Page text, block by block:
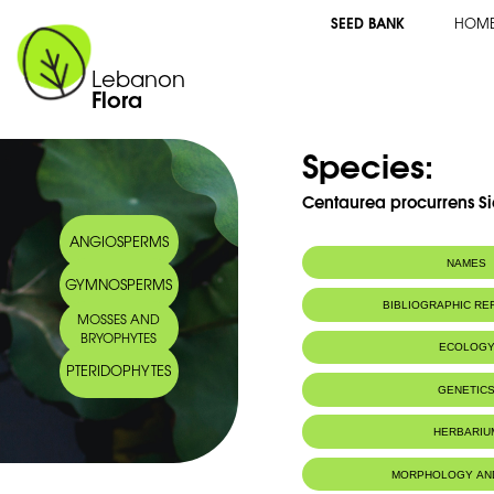
Lebanon
Flora
SEED BANK
ANGIOSPERMS
GYMNOSPERMS
MOSSES AND
BRYOPHYTES
PTERIDOPHYTES
Species:
Centaurea procurrens
NAMES
Common name: Centaurée
knapweed
قنطريون ممتد
BIBLIOGRAPHIC
ECOLOGY
Sables et
MORPHOLOGY